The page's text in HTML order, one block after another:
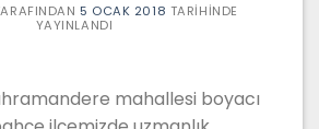
5 OCAK 2018 TARIHINDE
YAYINLANDI
mahallesi boyacı